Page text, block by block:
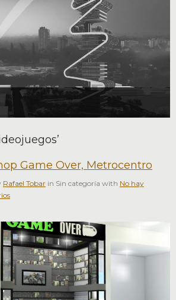
Game Over, Metrocentro
Rafael Tobar in Sin categoría with No hay